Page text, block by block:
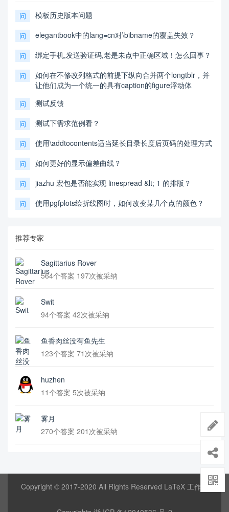
问 模板历史版本问题
问 elegantbook中的lang=cn对\bibname的覆盖失效？
问 绑定手机,发送验证码,老是未点中正确区域！怎么回事？
问
如何在不修改列格式的前提下纵向合并两个longtblr，并
让他们成为一个统一的具有caption的figure浮动体
问 测试反馈
问 测试下需求范例看？
问 使用\addtocontents适当延长目录长度后页码的处理方式
问 如何更好的显示偏差曲线？
问 jiazhu 宏包是否能实现 linespread &lt; 1 的排版？
问 使用pgfplots绘折线图时，如何改变某几个点的颜色？
推荐专家
Sagittarius Rover
564个答案 197次被采纳
Swit
94个答案 42次被采纳
鱼香肉丝没有鱼先生
123个答案 71次被采纳
huzhen
11个答案 5次被采纳
雾月
270个答案 201次被采纳
Copyright © 2017-2020 All Rights Reserved LaTeX 工作室